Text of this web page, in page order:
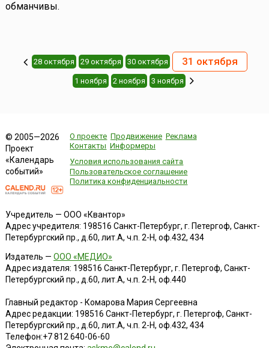
обманчивы.
28 октября 29 октября 30 октября 31 октября
1 ноября 2 ноября 3 ноября
© 2005—2026
Проект
«Календарь
событий»
О проекте Продвижение Реклама
Контакты Информеры
Условия использования сайта
Пользовательское соглашение
Политика конфиденциальности
Учредитель — ООО «Квантор»
Адрес учредителя: 198516 Санкт-Петербург, г. Петергоф, Санкт-
Петербургский пр., д.60, лит.А, ч.п. 2-Н, оф.432, 434
Издатель — ООО «МЕДИО»
Адрес издателя: 198516 Санкт-Петербург, г. Петергоф, Санкт-
Петербургский пр., д.60, лит.А, ч.п. 2-Н, оф.440
Главный редактор - Комарова Мария Сергеевна
Адрес редакции: 198516 Санкт-Петербург, г. Петергоф, Санкт-
Петербургский пр., д.60, лит.А, ч.п. 2-Н, оф.432, 434
Телефон:+7 812 640-06-60